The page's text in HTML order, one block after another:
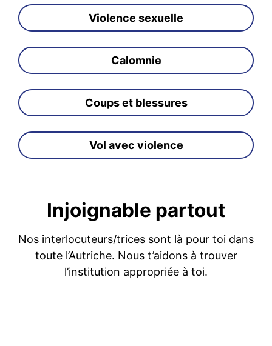
Violence sexuelle
Calomnie
Coups et blessures
Vol avec violence
Injoignable partout
Nos interlocuteurs/trices sont là pour toi dans
toute l’Autriche. Nous t’aidons à trouver
l’institution appropriée à toi.